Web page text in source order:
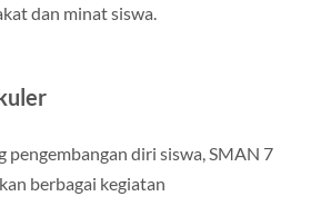
dan minat siswa.
pengembangan diri siswa, SMAN 7
berbagai kegiatan